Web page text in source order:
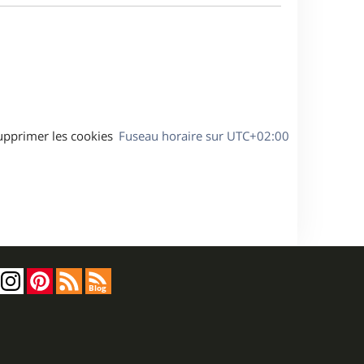
Fuseau horaire sur UTC+02:00
les cookies